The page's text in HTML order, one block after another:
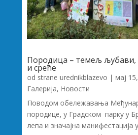
Породица – темељ љубави,
и среће
od strane urednikblazevo | мај
Галерија, Новости
Поводом обележавања
породице, у Градском парку у
лепа и значајна манифестација